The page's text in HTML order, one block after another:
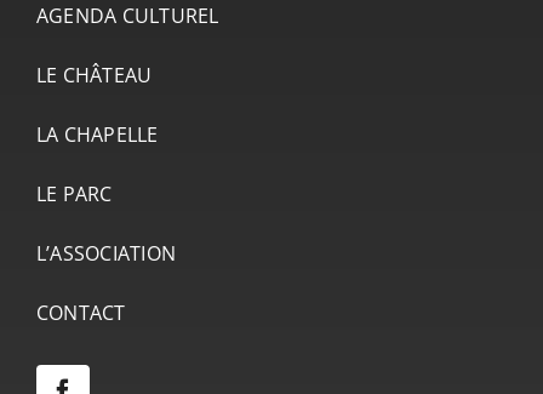
AGENDA CULTUREL
LE CHÂTEAU
LA CHAPELLE
LE PARC
L’ASSOCIATION
CONTACT